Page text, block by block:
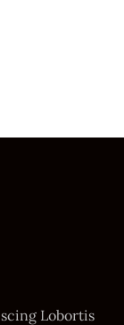
Lobortis